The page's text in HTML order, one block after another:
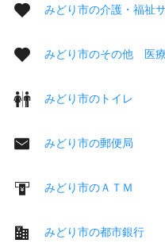
みどり市の介護・福祉
みどり市のその他 医
みどり市のトイレ
みどり市の郵便局
みどり市のＡＴＭ
みどり市の都市銀行